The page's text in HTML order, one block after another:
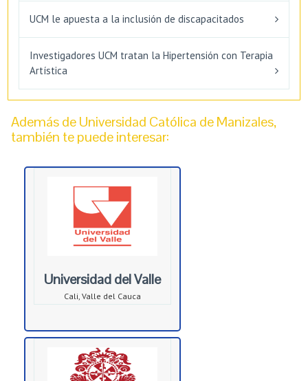
UCM le apuesta a la inclusión de discapacitados
Investigadores UCM tratan la Hipertensión con Terapia
Artística
Además de Universidad Católica de Manizales,
también te puede interesar:
Universidad del Valle
Cali, Valle del Cauca